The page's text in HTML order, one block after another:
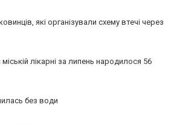
які організували схему втечі через
лікарні за липень народилося 56
без води